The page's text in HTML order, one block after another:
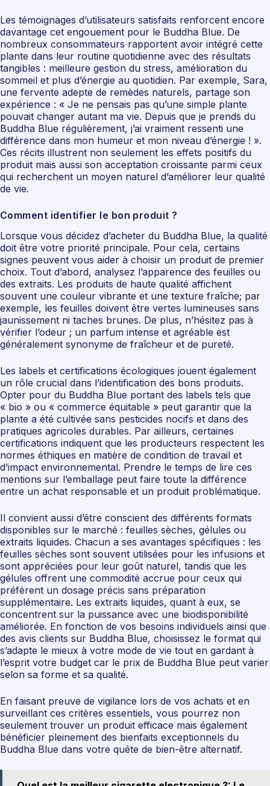
Les témoignages d’utilisateurs satisfaits renforcent encore
davantage cet engouement pour le Buddha Blue. De
nombreux consommateurs rapportent avoir intégré cette
plante dans leur routine quotidienne avec des résultats
tangibles : meilleure gestion du stress, amélioration du
sommeil et plus d’énergie au quotidien. Par exemple, Sara,
une fervente adepte de remèdes naturels, partage son
expérience : « Je ne pensais pas qu’une simple plante
pouvait changer autant ma vie. Depuis que je prends du
Buddha Blue régulièrement, j’ai vraiment ressenti une
différence dans mon humeur et mon niveau d’énergie ! ».
Ces récits illustrent non seulement les effets positifs du
produit mais aussi son acceptation croissante parmi ceux
qui recherchent un moyen naturel d’améliorer leur qualité
de vie.
Comment identifier le bon produit ?
Lorsque vous décidez d’acheter du Buddha Blue, la qualité
doit être votre priorité principale. Pour cela, certains
signes peuvent vous aider à choisir un produit de premier
choix. Tout d’abord, analysez l’apparence des feuilles ou
des extraits. Les produits de haute qualité affichent
souvent une couleur vibrante et une texture fraîche; par
exemple, les feuilles doivent être vertes lumineuses sans
jaunissement ni taches brunes. De plus, n’hésitez pas à
vérifier l’odeur ; un parfum intense et agréable est
généralement synonyme de fraîcheur et de pureté.
Les labels et certifications écologiques jouent également
un rôle crucial dans l’identification des bons produits.
Opter pour du Buddha Blue portant des labels tels que
« bio » ou « commerce équitable » peut garantir que la
plante a été cultivée sans pesticides nocifs et dans des
pratiques agricoles durables. Par ailleurs, certaines
certifications indiquent que les producteurs respectent les
normes éthiques en matière de condition de travail et
d’impact environnemental. Prendre le temps de lire ces
mentions sur l’emballage peut faire toute la différence
entre un achat responsable et un produit problématique.
Il convient aussi d’être conscient des différents formats
disponibles sur le marché : feuilles sèches, gélules ou
extraits liquides. Chacun a ses avantages spécifiques : les
feuilles sèches sont souvent utilisées pour les infusions et
sont appréciées pour leur goût naturel, tandis que les
gélules offrent une commodité accrue pour ceux qui
préfèrent un dosage précis sans préparation
supplémentaire. Les extraits liquides, quant à eux, se
concentrent sur la puissance avec une biodisponibilité
améliorée. En fonction de vos besoins individuels ainsi que
des avis clients sur Buddha Blue, choisissez le format qui
s’adapte le mieux à votre mode de vie tout en gardant à
l’esprit votre budget car le prix de Buddha Blue peut varier
selon sa forme et sa qualité.
En faisant preuve de vigilance lors de vos achats et en
surveillant ces critères essentiels, vous pourrez non
seulement trouver un produit efficace mais également
bénéficier pleinement des bienfaits exceptionnels du
Buddha Blue dans votre quête de bien-être alternatif.